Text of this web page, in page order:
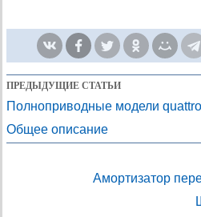
ПРЕДЫДУЩИЕ СТАТЬИ
Полноприводные модели quattro
Общее описание
Амортизатор